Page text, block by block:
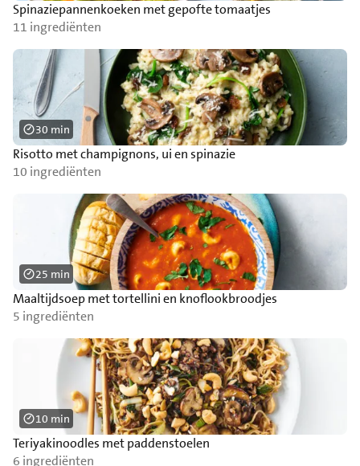
Spinaziepannenkoeken met gepofte tomaatjes
11 ingrediënten
Risotto met champignons, ui en spinazie
10 ingrediënten
30 min
Maaltijdsoep met tortellini en knoflookbroodjes
5 ingrediënten
25 min
Teriyakinoodles met paddenstoelen
6 ingrediënten
10 min